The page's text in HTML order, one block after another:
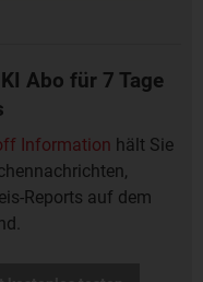
Abo für 7 Tage
Information hält Sie
Reports auf dem